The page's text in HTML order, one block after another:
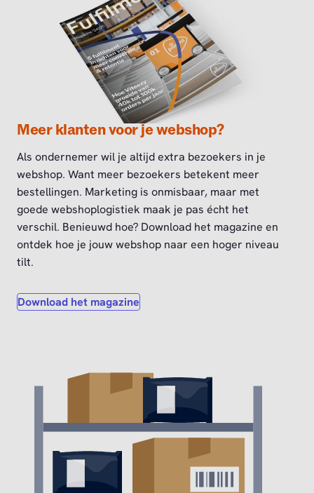
Meer klanten voor je webshop?
Als ondernemer wil je altijd extra bezoekers in je
webshop. Want meer bezoekers betekent meer
bestellingen. Marketing is onmisbaar, maar met
goede webshoplogistiek maak je pas écht het
verschil. Benieuwd hoe? Download het magazine en
ontdek hoe je jouw webshop naar een hoger niveau
tilt.
Download het magazine